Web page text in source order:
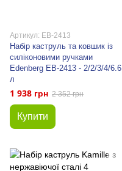
Артикул: EB-2413
Набір каструль та ковшик із
силіконовими ручками
Edenberg EB-2413 - 2/2/3/4/6.6
л
1 938 грн 2 352 грн
Купити